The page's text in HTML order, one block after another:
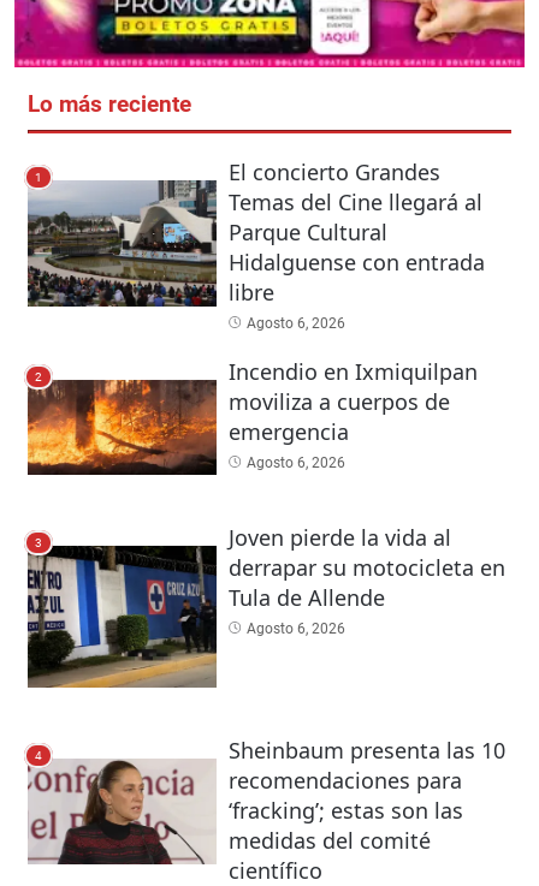
Lo más reciente
1
El concierto Grandes
Temas del Cine llegará al
Parque Cultural
Hidalguense con entrada
libre
Agosto 6, 2026
2
Incendio en Ixmiquilpan
moviliza a cuerpos de
emergencia
Agosto 6, 2026
3
Joven pierde la vida al
derrapar su motocicleta en
Tula de Allende
Agosto 6, 2026
4
Sheinbaum presenta las 10
recomendaciones para
‘fracking’; estas son las
medidas del comité
científico